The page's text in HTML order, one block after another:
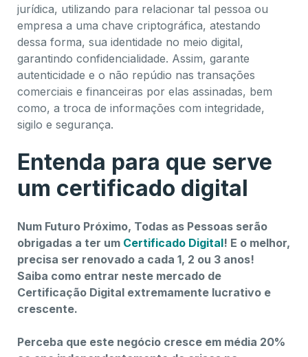
jurídica, utilizando para relacionar tal pessoa ou
empresa a uma chave criptográfica, atestando
dessa forma, sua identidade no meio digital,
garantindo confidencialidade. Assim, garante
autenticidade e o não repúdio nas transações
comerciais e financeiras por elas assinadas, bem
como, a troca de informações com integridade,
sigilo e segurança.
Entenda para que serve
um certificado digital
Num Futuro Próximo, Todas as Pessoas serão
obrigadas a ter um Certificado Digital! E o melhor,
precisa ser renovado a cada 1, 2 ou 3 anos!
Saiba como entrar neste mercado de
Certificação Digital extremamente lucrativo e
crescente.
Perceba que este negócio cresce em média 20%